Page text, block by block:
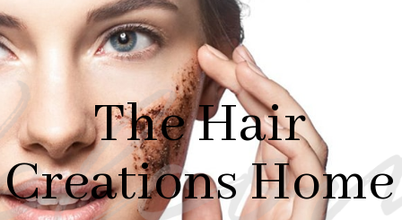
The Hair
Creations Home